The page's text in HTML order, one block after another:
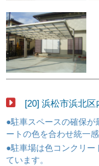
[20] 浜松市浜北
●駐車スペースの確保
ートの色を合わせ統一
●駐車場は色コンクリー
ています。